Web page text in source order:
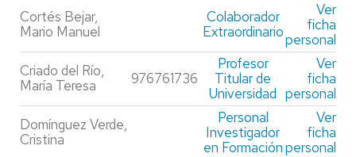
Cortés Bejar,
Mario Manuel
Colaborador
Extraordinario
Ver
ficha
personal
Criado del Río,
María Teresa
976761736
Profesor
Titular de
Universidad
Ver
ficha
personal
Domínguez Verde,
Cristina
Personal
Investigador
en Formación
Ver
ficha
personal